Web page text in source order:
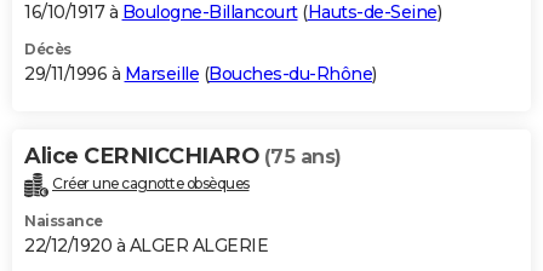
16/10/1917 à Boulogne-Billancourt(Hauts-de-Seine)
Décès
29/11/1996 à Marseille (Bouches-du-Rhône)
Alice CERNICCHIARO (75 ans)
Créer une cagnotte obsèques
Naissance
22/12/1920 à ALGER ALGERIE